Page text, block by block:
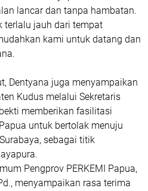
lancar dan tanpa hambatan.
terlalu jauh dari tempat
kami untuk datang dan
Dentyana juga menyampaikan
Kudus melalui Sekretaris
memberikan fasilitasi
untuk bertolak menuju
sebagai titik
Pengprov PERKEMI Papua,
menyampaikan rasa terima